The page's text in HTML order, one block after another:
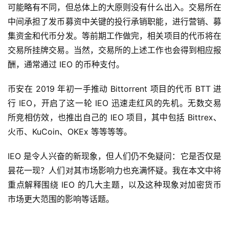
可能略有不同，但总体上的大原则没有什么出入。交易所在
中间承担了发币募资中关键的投行承销职能，进行营销、募
集资金和代币分发。等前期工作做完，相关项目的代币将在
交易所挂牌交易。当然，交易所的上述工作也会得到相应报
酬，通常通过 IEO 的币种支付。
币安在 2019 年初一手推动 Bittorrent 项目的代币 BTT 进
行 IEO，开启了这一轮 IEO 迅速走红风的先机。无数交易
所竞相仿效，也推出自己的 IEO 项目，其中包括 Bittrex、
火币、KuCoin、OKEx 等等等等。
IEO 是令人兴奋的新现象，但人们仍不免疑问：它是否仅是
昙花一现？人们对其市场影响力也充满怀疑。我在本文中将
重点解释围绕 IEO 的几大主题，以及这种现象对加密货币
市场更大范围的影响等话题。